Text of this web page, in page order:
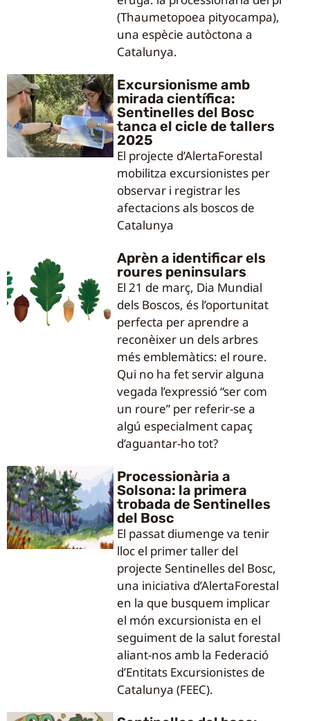
(Thaumetopoea pityocampa),
una espècie autòctona a
Catalunya.
Excursionisme amb
mirada científica:
Sentinelles del Bosc
tanca el cicle de tallers
2025
El projecte d’AlertaForestal
mobilitza excursionistes per
observar i registrar les
afectacions als boscos de
Catalunya
Aprèn a identificar els
roures peninsulars
El 21 de març, Dia Mundial
dels Boscos, és l’oportunitat
perfecta per aprendre a
reconèixer un dels arbres
més emblemàtics: el roure.
Qui no ha fet servir alguna
vegada l’expressió “ser com
un roure” per referir-se a
algú especialment capaç
d’aguantar-ho tot?
Processionària a
Solsona: la primera
trobada de Sentinelles
del Bosc
El passat diumenge va tenir
lloc el primer taller del
projecte Sentinelles del Bosc,
una iniciativa d’AlertaForestal
en la que busquem implicar
el món excursionista en el
seguiment de la salut forestal
aliant-nos amb la Federació
d’Entitats Excursionistes de
Catalunya (FEEC).